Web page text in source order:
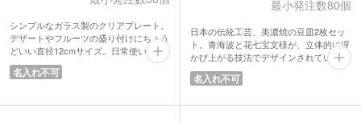
シンプルなガラス製のクリアプレート。
デザートやフルーツの盛り付けにちょう
どいい直径12cmサイズ。日常使いから
来客時まで幅広く活躍します。透明感の
あるガラス素材が料理やスイーツの色合
名入れ不可
最小発注数80個
日本の伝統工芸、美濃焼の豆皿2枚セッ
ト。青海波と花七宝文様が、立体的に浮
かび上がる技法でデザインされていま
す。醤油皿や薬味皿としてはもちろん、
ジャムやバターの器として和洋食問わず
商品はそのままお渡しできる化粧箱入
名入れ不可